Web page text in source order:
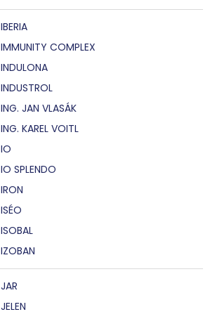
IBERIA
IMMUNITY COMPLEX
INDULONA
INDUSTROL
ING. JAN VLASÁK
ING. KAREL VOITL
IO
IO SPLENDO
IRON
ISÉO
ISOBAL
IZOBAN
JAR
JELEN